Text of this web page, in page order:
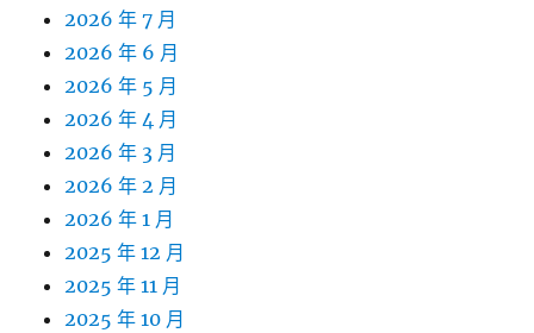
2026 年 7 月
2026 年 6 月
2026 年 5 月
2026 年 4 月
2026 年 3 月
2026 年 2 月
2026 年 1 月
2025 年 12 月
2025 年 11 月
2025 年 10 月